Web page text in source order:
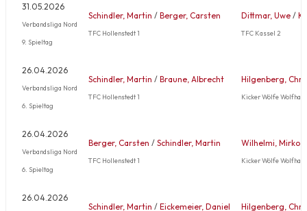
31.05.2026
Verbandsliga Nord
9. Spieltag
Schindler, Martin / Berger, Carsten
TFC Hollenstedt 1
Dittmar, Uwe /
TFC Kassel 2
26.04.2026
Verbandsliga Nord
6. Spieltag
Schindler, Martin / Braune, Albrecht
TFC Hollenstedt 1
Hilgenberg,
Kicker Wölfe
26.04.2026
Verbandsliga Nord
6. Spieltag
Berger, Carsten / Schindler, Martin
TFC Hollenstedt 1
Wilhelmi, Mirko
Kicker Wölfe
26.04.2026
Schindler, Martin / Eickemeier, Daniel Hilgenberg,